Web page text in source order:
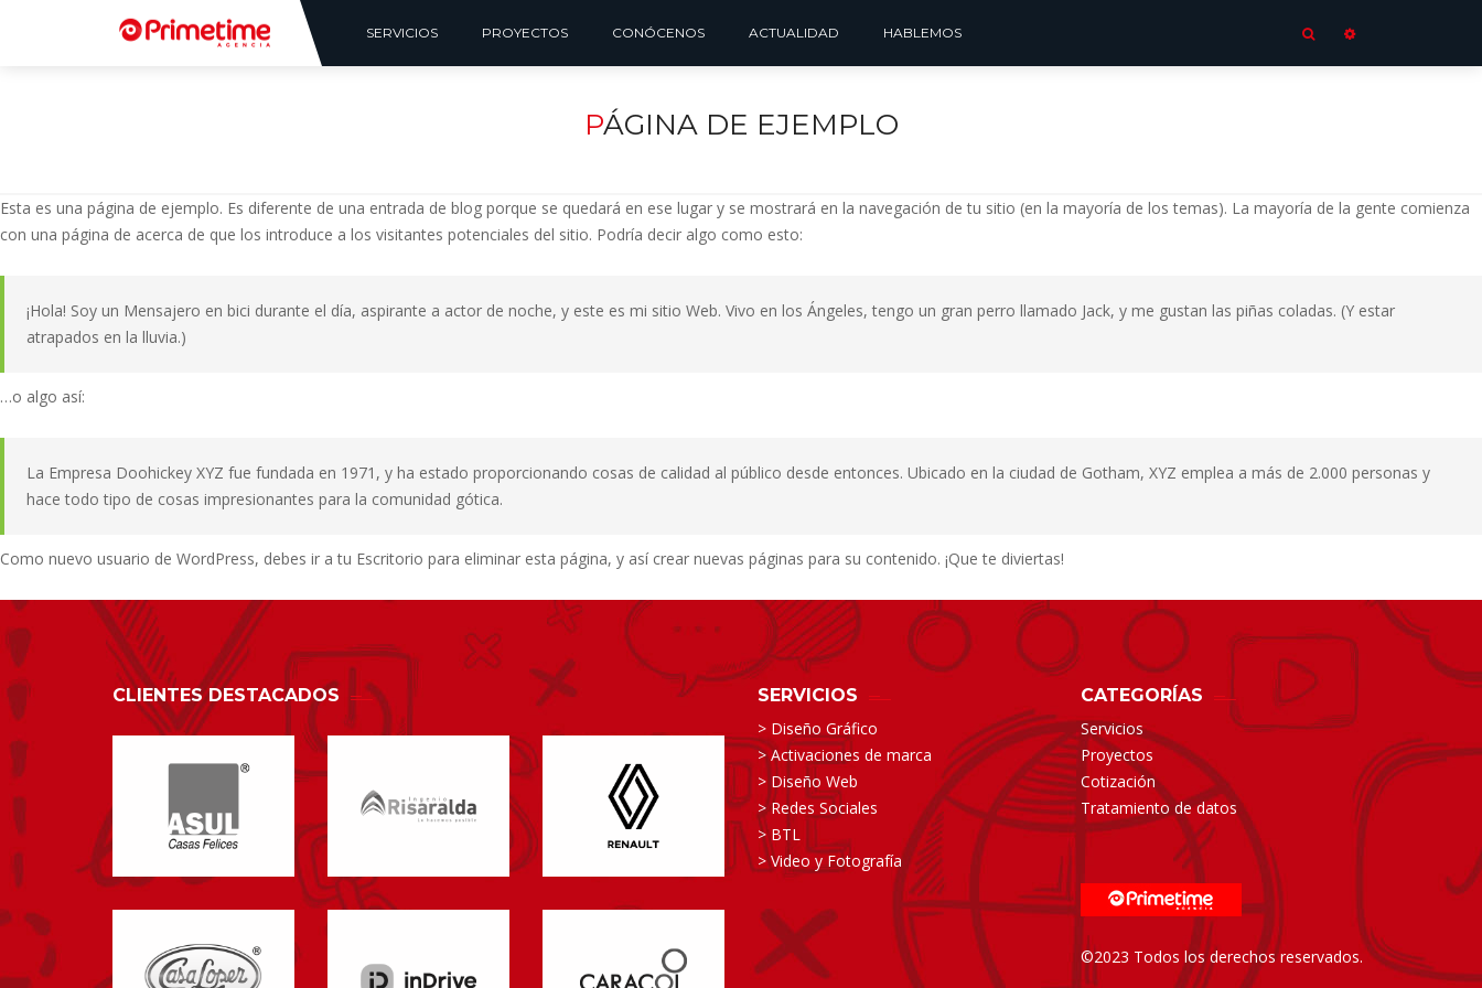
SERVICIOS PROYECTOS CONÓCENOS ACTUALIDAD HABLEMOS
PÁGINA DE EJEMPLO
Esta es una página de ejemplo. Es diferente de una entrada de blog porque se quedará en ese lugar y se mostrará en la navegación de tu sitio (en la mayoría de los temas). La mayoría de la gente comienza
con una página de acerca de que los introduce a los visitantes potenciales del sitio. Podría decir algo como esto:
¡Hola! Soy un Mensajero en bici durante el día, aspirante a actor de noche, y este es mi sitio Web. Vivo en los Ángeles, tengo un gran perro llamado Jack, y me gustan las piñas coladas. (Y estar
atrapados en la lluvia.)
…o algo así:
La Empresa Doohickey XYZ fue fundada en 1971, y ha estado proporcionando cosas de calidad al público desde entonces. Ubicado en la ciudad de Gotham, XYZ emplea a más de 2.000 personas y
hace todo tipo de cosas impresionantes para la comunidad gótica.
Como nuevo usuario de WordPress, debes ir atu Escritorio para eliminar esta página, y así crear nuevas páginas para su contenido. ¡Que te diviertas!
CLIENTES DESTACADOS
SERVICIOS
> Diseño Gráfico
> Activaciones de marca
> Diseño Web
> Redes Sociales
> BTL
> Video y Fotografía
CATEGORÍAS
Servicios
Proyectos
Cotización
Tratamiento de datos
©2023 Todos los derechos reservados.